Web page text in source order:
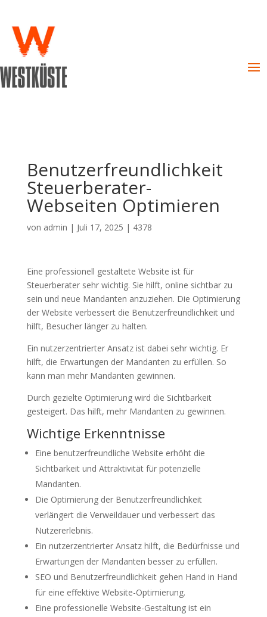
Benutzerfreundlichkeit
Steuerberater-
Webseiten Optimieren
von admin | Juli 17, 2025 | 4378
Eine professionell gestaltete Website ist für
Steuerberater sehr wichtig. Sie hilft, online sichtbar zu
sein und neue Mandanten anzuziehen. Die Optimierung
der Website verbessert die Benutzerfreundlichkeit und
hilft, Besucher länger zu halten.
Ein nutzerzentrierter Ansatz ist dabei sehr wichtig. Er
hilft, die Erwartungen der Mandanten zu erfüllen. So
kann man mehr Mandanten gewinnen.
Durch gezielte Optimierung wird die Sichtbarkeit
gesteigert. Das hilft, mehr Mandanten zu gewinnen.
Wichtige Erkenntnisse
Eine benutzerfreundliche Website erhöht die
Sichtbarkeit und Attraktivität für potenzielle
Mandanten.
Die Optimierung der Benutzerfreundlichkeit
verlängert die Verweildauer und verbessert das
Nutzererlebnis.
Ein nutzerzentrierter Ansatz hilft, die Bedürfnisse und
Erwartungen der Mandanten besser zu erfüllen.
SEO und Benutzerfreundlichkeit gehen Hand in Hand
für eine effektive Website-Optimierung.
Eine professionelle Website-Gestaltung ist ein